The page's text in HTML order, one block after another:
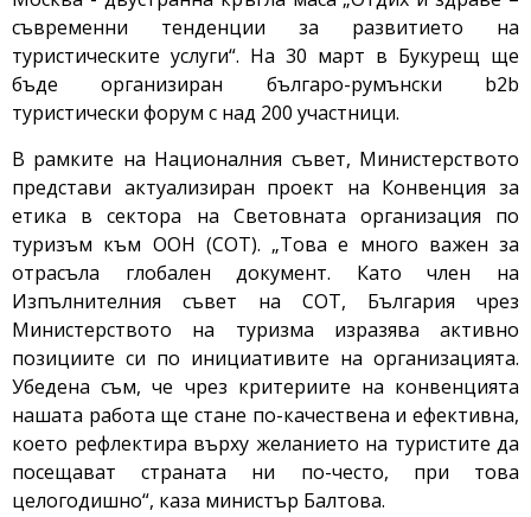
съвременни тенденции за развитието на
туристическите услуги“. На 30 март в Букурещ ще
бъде организиран българо-румънски b2b
туристически форум с над 200 участници.
В рамките на Националния съвет, Министерството
представи актуализиран проект на Конвенция за
етика в сектора на Световната организация по
туризъм към ООН (СОТ). „Това е много важен за
отрасъла глобален документ. Като член на
Изпълнителния съвет на СОТ, България чрез
Министерството на туризма изразява активно
позициите си по инициативите на организацията.
Убедена съм, че чрез критериите на конвенцията
нашата работа ще стане по-качествена и ефективна,
което рефлектира върху желанието на туристите да
посещават страната ни по-често, при това
целогодишно“, каза министър Балтова.